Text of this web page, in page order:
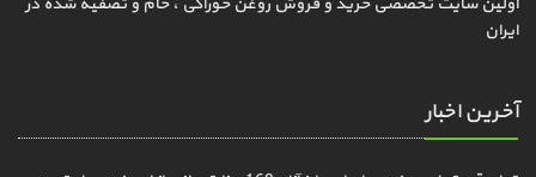
ایران
آخرین اخبار